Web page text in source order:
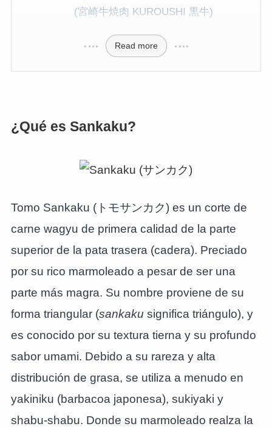
(宮崎牛焼肉 KUROUSHI 黒牛)
Read more
¿Qué es Sankaku?
Tomo Sankaku (トモサンカク) es un corte de
carne wagyu de primera calidad de la parte
superior de la pata trasera (cadera). Preciado
por su rico marmoleado a pesar de ser una
parte más magra. Su nombre proviene de su
forma triangular (sankaku significa triángulo), y
es conocido por su textura tierna y su profundo
sabor umami. Debido a su rareza y alta
distribución de grasa, se utiliza a menudo en
yakiniku (barbacoa japonesa), sukiyaki y
shabu-shabu. Donde su marmoleado realza la